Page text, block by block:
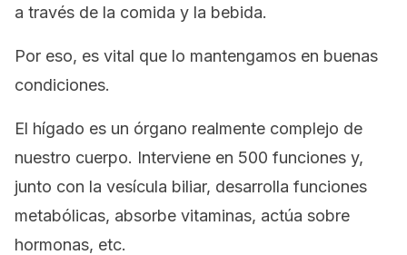
a través de la comida y la bebida.
Por eso, es vital que lo mantengamos en buenas
condiciones.
El hígado es un órgano realmente complejo de
nuestro cuerpo. Interviene en 500 funciones y,
junto con la vesícula biliar, desarrolla funciones
metabólicas, absorbe vitaminas, actúa sobre
hormonas, etc.